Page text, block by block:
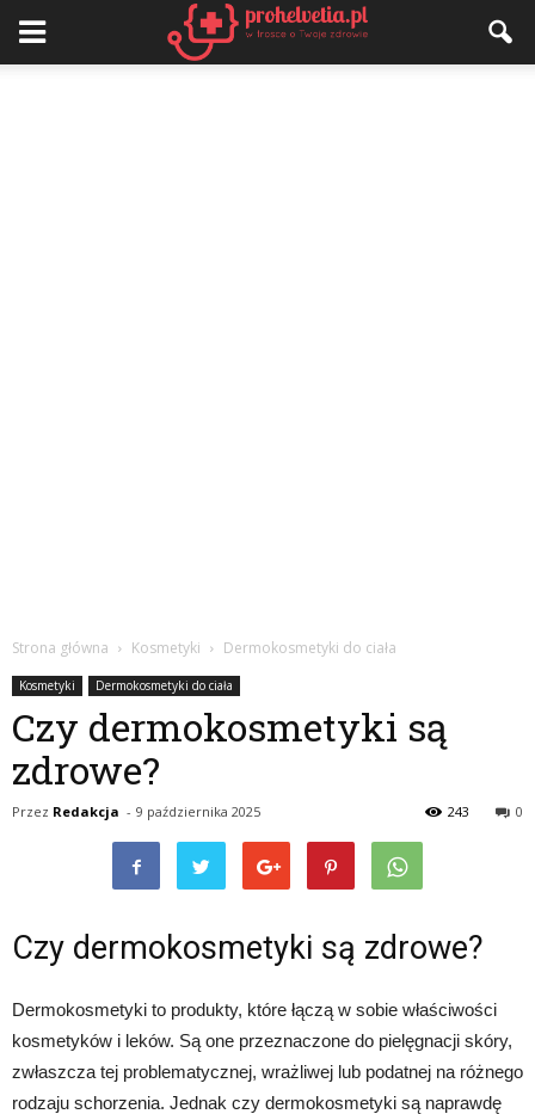
Strona główna Kosmetyki Dermokosmetyki do ciała
Kosmetyki Dermokosmetyki do ciała
Czy dermokosmetyki są
zdrowe?
Przez Redakcja - 9 października 2025 0
243
Czy dermokosmetyki są zdrowe?
Dermokosmetyki to produkty, które łączą w sobie właściwości
kosmetyków i leków. Są one przeznaczone do pielęgnacji skóry,
zwłaszcza tej problematycznej, wrażliwej lub podatnej na różnego
rodzaju schorzenia. Jednak czy dermokosmetyki są naprawdę